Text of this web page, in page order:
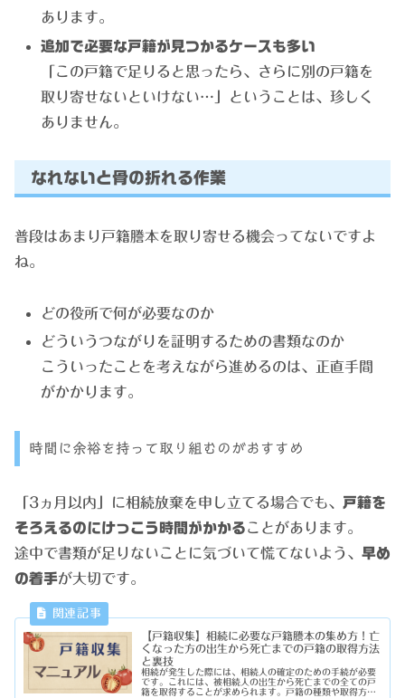
あります。
追加で必要な戸籍が見つかるケースも多い
「この戸籍で足りると思ったら、さらに別の戸籍を
取り寄せないといけない…」ということは、珍しく
ありません。
なれないと骨の折れる作業
普段はあまり戸籍謄本を取り寄せる機会ってないですよ
ね。
どの役所で何が必要なのか
どういうつながりを証明するための書類なのか
こういったことを考えながら進めるのは、正直手間
がかかります。
時間に余裕を持って取り組むのがおすすめ
「3ヵ月以内」に相続放棄を申し立てる場合でも、 戸籍を
そろえるのにけっこう時間がかかることがあります。
途中で書類が足りないことに気づいて慌てないよう、 早め
の着手が大切です。
【戸籍収集】相続に必要な戸籍謄本の集め方！亡
くなった方の出生から死亡までの戸籍の取得方法
と裏技
相続が発生した際には、相続人の確定のための手続が必要
です。これには、被相続人の出生から死亡までの全ての戸
籍を取得することが求められます。戸籍の種類や取得方法